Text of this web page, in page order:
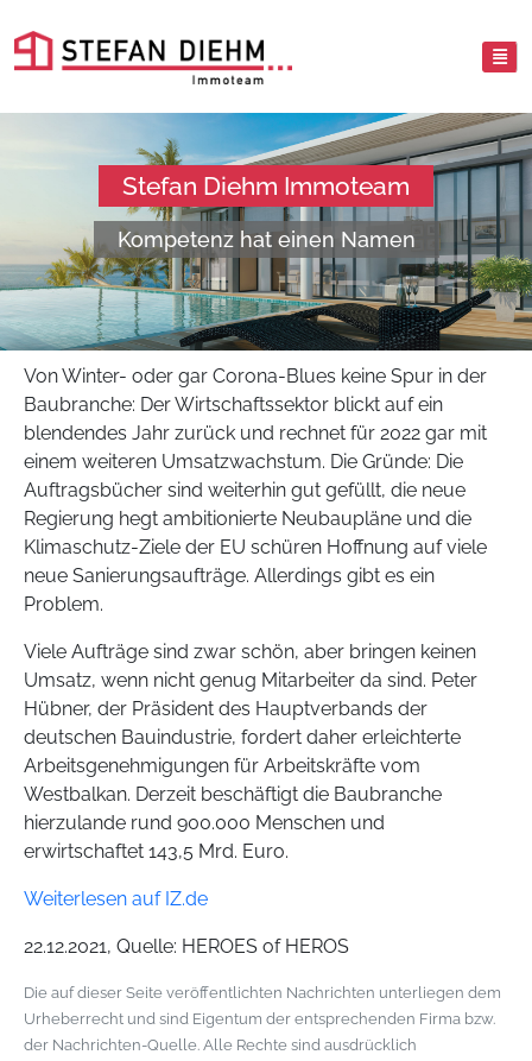
Stefan Diehm Immoteam
Kompetenz hat einen Namen
Von Winter- oder gar Corona-Blues keine Spur in der
Baubranche: Der Wirtschaftssektor blickt auf ein
blendendes Jahr zurück und rechnet für 2022 gar mit
einem weiteren Umsatzwachstum. Die Gründe: Die
Auftragsbücher sind weiterhin gut gefüllt, die neue
Regierung hegt ambitionierte Neubaupläne und die
Klimaschutz-Ziele der EU schüren Hoffnung auf viele
neue Sanierungsaufträge. Allerdings gibt es ein
Problem.
Viele Aufträge sind zwar schön, aber bringen keinen
Umsatz, wenn nicht genug Mitarbeiter da sind. Peter
Hübner, der Präsident des Hauptverbands der
deutschen Bauindustrie, fordert daher erleichterte
Arbeitsgenehmigungen für Arbeitskräfte vom
Westbalkan. Derzeit beschäftigt die Baubranche
hierzulande rund 900.000 Menschen und
erwirtschaftet 143,5 Mrd. Euro.
Weiterlesen auf IZ.de
22.12.2021, Quelle: HEROES of HEROS
Die auf dieser Seite veröffentlichten Nachrichten unterliegen dem
Urheberrecht und sind Eigentum der entsprechenden Firma bzw.
der Nachrichten-Quelle. Alle Rechte sind ausdrücklich